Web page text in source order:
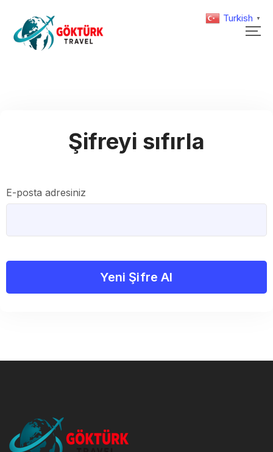
Şifreyi sıfırla
E-posta adresiniz
Yeni Şifre Al
Turkish ▼